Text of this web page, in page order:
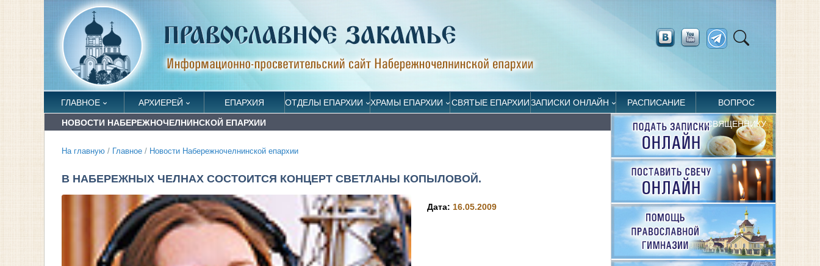
ГЛАВНОЕ АРХИЕРЕЙ ЕПАРХИЯ ОТДЕЛЫ ЕПАРХИИ ХРАМЫ ЕПАРХИИ СВЯТЫЕ ЕПАРХИИЗАПИСКИ ОНЛАЙН РАСПИСАНИЕ ВОПРОС
СВЯЩЕННИКУ
НОВОСТИ НАБЕРЕЖНОЧЕЛНИНСКОЙ ЕПАРХИИ
На главную / Главное / Новости Набережночелнинской епархии
В НАБЕРЕЖНЫХ ЧЕЛНАХ СОСТОИТСЯ КОНЦЕРТ СВЕТЛАНЫ КОПЫЛОВОЙ.
Дата: 16.05.2009